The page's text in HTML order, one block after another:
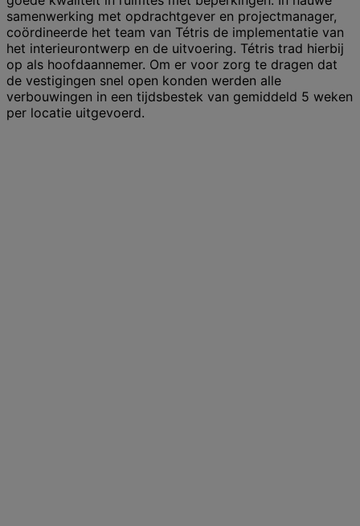
samenwerking met opdrachtgever en projectmanager,
coördineerde het team van Tétris de implementatie van
het interieurontwerp en de uitvoering. Tétris trad hierbij
op als hoofdaannemer. Om er voor zorg te dragen dat
de vestigingen snel open konden werden alle
verbouwingen in een tijdsbestek van gemiddeld 5 weken
per locatie uitgevoerd.